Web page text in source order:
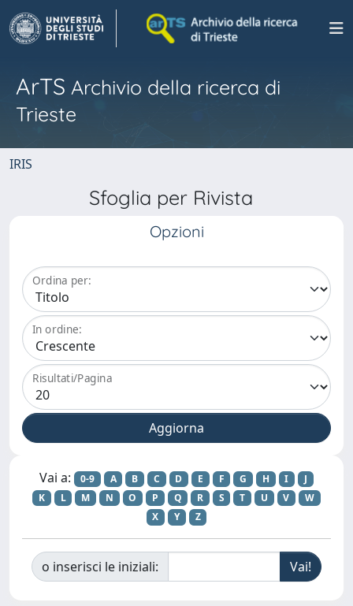
ArTS Archivio della ricerca di
Trieste
IRIS
Sfoglia per Rivista
Opzioni
Ordina per:
In ordine:
Risultati/Pagina
Vai a: 0-9 A B C D E F G H I
J
K
L M N O P Q R S T U V
W
X
Y Z
o inserisci le iniziali: